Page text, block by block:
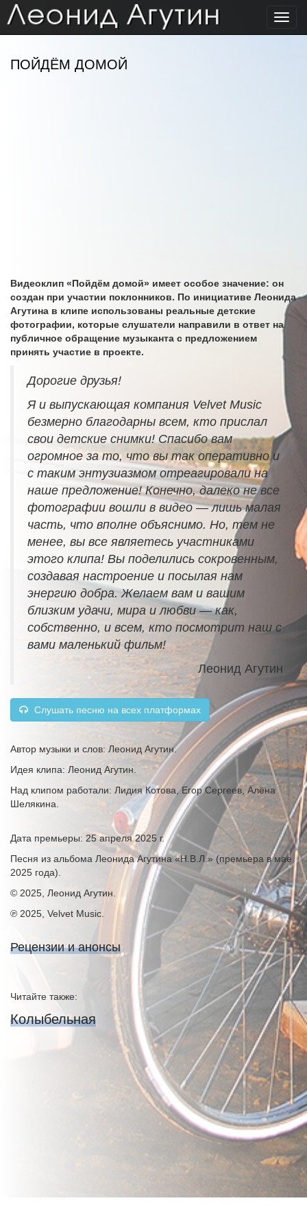
ПОЙДЁМ ДОМОЙ
Видеоклип «Пойдём домой» имеет особое значение: он
создан при участии поклонников. По инициативе Леонида
Агутина в клипе использованы реальные детские
фотографии, которые слушатели направили в ответ на
публичное обращение музыканта с предложением
принять участие в проекте.
Дорогие друзья!
Я и выпускающая компания Velvet Music
безмерно благодарны всем, кто прислал
свои детские снимки! Спасибо вам
огромное за то, что вы так оперативно и
с таким энтузиазмом отреагировали на
наше предложение! Конечно, далеко не все
фотографии вошли в видео — лишь малая
часть, что вполне объяснимо. Но, тем не
менее, вы все являетесь участниками
этого клипа! Вы поделились сокровенным,
создавая настроение и посылая нам
энергию добра. Желаем вам и вашим
близким удачи, мира и любви — как,
собственно, и всем, кто посмотрит наш с
вами маленький фильм!
Леонид Агутин
Слушать песню на всех платформах
Автор музыки и слов: Леонид Агутин.
Идея клипа: Леонид Агутин.
Над клипом работали: Лидия Котова, Егор Сергеев, Алёна
Шелякина.
Дата премьеры: 25 апреля 2025 г.
Песня из альбома Леонида Агутина «Н.В.Л.» (премьера в мае
2025 года).
© 2025, Леонид Агутин.
℗ 2025, Velvet Music.
Рецензии и анонсы
Читайте также:
Колыбельная